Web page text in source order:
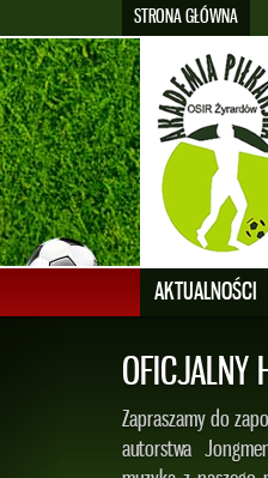
STRONA GŁÓWNA
AKTUALNOŚCI
PATRYK
Informujemy, że